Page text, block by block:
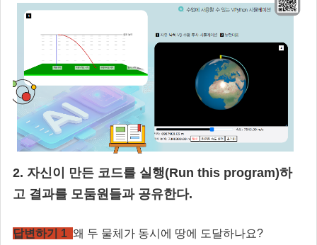
2. 자신이 만든 코드를 실행(Run this program)하
고 결과를 모둠원들과 공유한다.
답변하기 1 왜 두 물체가 동시에 땅에 도달하나요?